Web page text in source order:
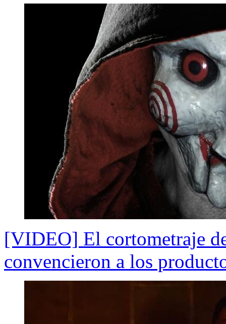
[VIDEO] El cortometraje
convencieron a los